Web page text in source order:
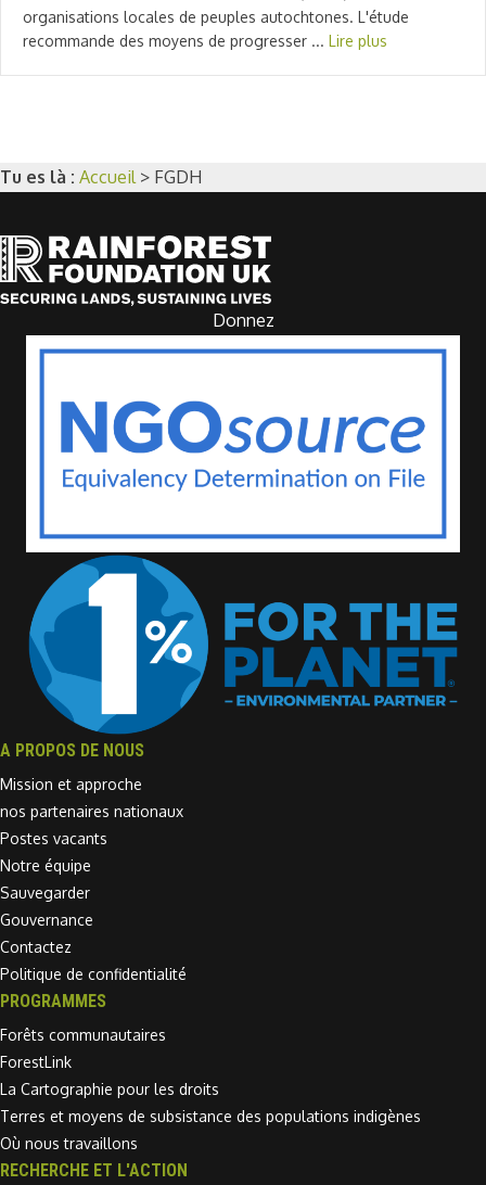
organisations locales de peuples autochtones. L'étude
recommande des moyens de progresser ... Lire plus
Tu es là : Accueil> FGDH
Donnez
A PROPOS DE NOUS
Mission et approche
nos partenaires nationaux
Postes vacants
Notre équipe
Sauvegarder
Gouvernance
Contactez
Politique de confidentialité
PROGRAMMES
Forêts communautaires
ForestLink
La Cartographie pour les droits
Terres et moyens de subsistance des populations indigènes
Où nous travaillons
RECHERCHE ET L'ACTION